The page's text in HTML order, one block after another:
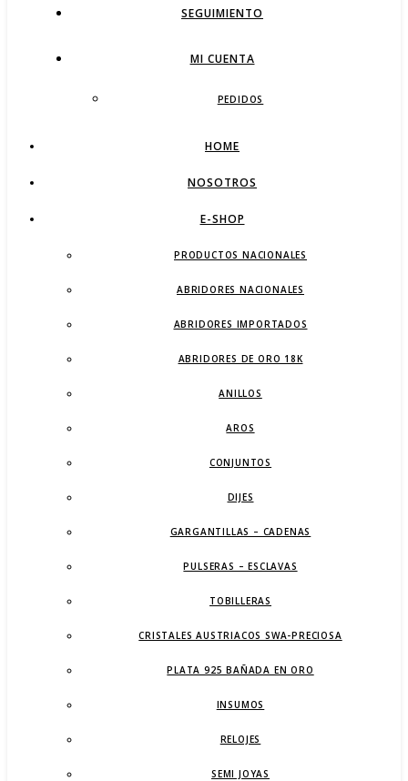
SEGUIMIENTO
MI CUENTA
PEDIDOS
HOME
NOSOTROS
E-SHOP
PRODUCTOS NACIONALES
ABRIDORES NACIONALES
ABRIDORES IMPORTADOS
ABRIDORES DE ORO 18K
ANILLOS
AROS
CONJUNTOS
DIJES
GARGANTILLAS – CADENAS
PULSERAS – ESCLAVAS
TOBILLERAS
CRISTALES AUSTRIACOS SWA-PRECIOSA
PLATA 925 BAÑADA EN ORO
INSUMOS
RELOJES
SEMI JOYAS